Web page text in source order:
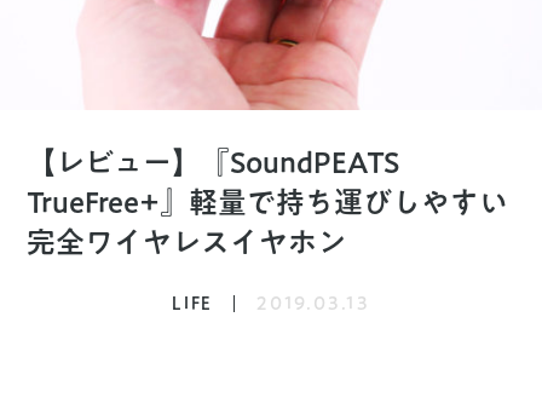
【レビュー】『SoundPEATS
TrueFree+』軽量で持ち運びしやすい
完全ワイヤレスイヤホン
LIFE 2019.03.13